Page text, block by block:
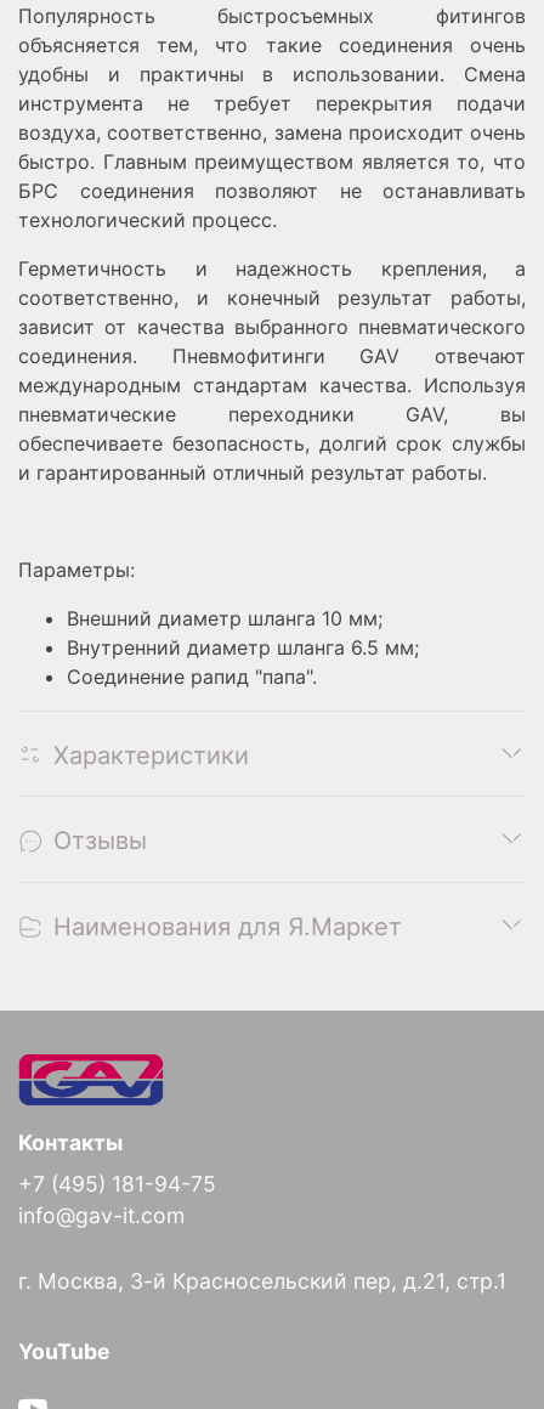
Популярность быстросъемных фитингов
объясняется тем, что такие соединения очень
удобны и практичны в использовании. Смена
инструмента не требует перекрытия подачи
воздуха, соответственно, замена происходит очень
быстро. Главным преимуществом является то, что
БРС соединения позволяют не останавливать
технологический процесс.
Герметичность и надежность крепления, а
соответственно, и конечный результат работы,
зависит от качества выбранного пневматического
соединения. Пневмофитинги GAV отвечают
международным стандартам качества. Используя
пневматические переходники GAV, вы
обеспечиваете безопасность, долгий срок службы
и гарантированный отличный результат работы.
Параметры:
Внешний диаметр шланга 10 мм;
Внутренний диаметр шланга 6.5 мм;
Соединение рапид "папа".
Характеристики
Отзывы
Наименования для Я.Маркет
Контакты
+7 (495) 181-94-75
info@gav-it.com
г. Москва, 3-й Красносельский пер, д.21, стр.1
YouTube